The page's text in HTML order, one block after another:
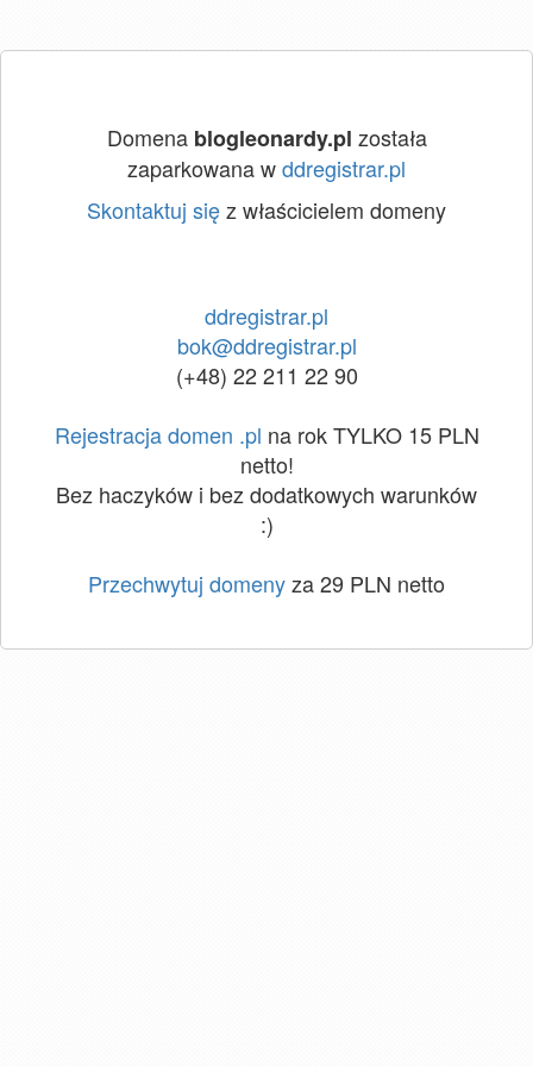
Domena blogleonardy.pl została
zaparkowana wddregistrar.pl
Skontaktuj sięz właścicielem domeny
ddregistrar.pl
bok@ddregistrar.pl
(+48) 22 211 22 90
Rejestracja domen .pl na rok TYLKO 15 PLN
netto!
Bez haczyków i bez dodatkowych warunków
:)
Przechwytuj domenyza 29 PLN netto